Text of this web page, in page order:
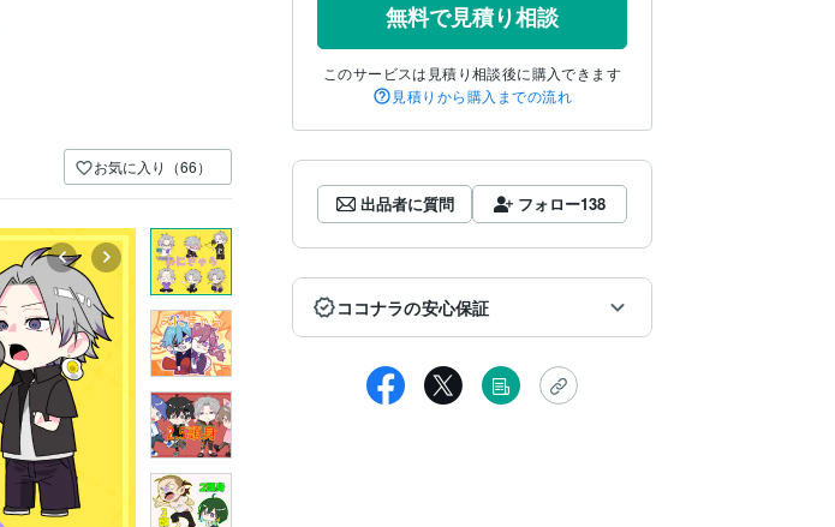
お気に入り（66）
無料で見積り相談
このサービスは見積り相談後に購入できます
見積りから購入までの流れ
出品者に質問 フォロー138
ココナラの安心保証